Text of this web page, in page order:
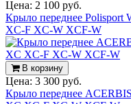
Цена: 2 100 руб.
Крыло переднее
XC-F XC-W XCF-W
В корзину
Цена: 3 300 руб.
Крыло переднее